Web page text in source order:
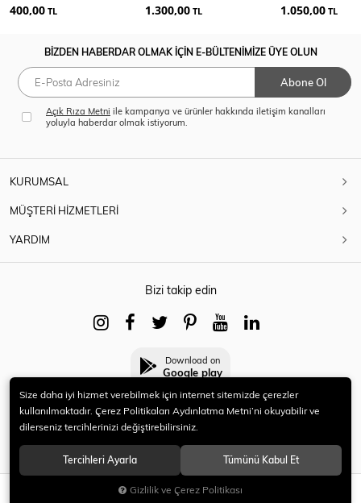
SEPETE EKLE
400,00 TL 1.300,00 TL 1.050,00 TL
BİZDEN HABERDAR OLMAK İÇİN E-BÜLTENİMİZE ÜYE OLUN
Abone Ol
Açık Rıza Metni ile kampanya ve ürünler hakkında iletişim kanalları
yoluyla haberdar olmak istiyorum.
KURUMSAL
MÜŞTERİ HİZMETLERİ
YARDIM
Bizi takip edin
Download on
Google play
© 2021 HERYENİ. Tüm hakları saklıdır.
Size daha iyi hizmet verebilmek için internet sitemizde çerezler
kullanılmaktadır. Çerez Politikaları Aydınlatma Metni’ni okuyabilir ve
dilerseniz tercihlerinizi değiştirebilirsiniz.
Tercihleri Ayarla Tümünü Kabul Et
Gizlilik ve Çerez Politikası